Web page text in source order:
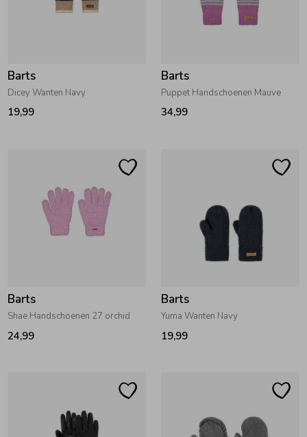
Ondergoed
Zomeraccessoires
Winteraccessoires
Barts
Dicey Wanten Navy
19,99
Barts
Puppet Handschoenen Mauve
34,99
Barts
Shae Handschoenen 27 orchid
24,99
Barts
Yuma Wanten Navy
19,99